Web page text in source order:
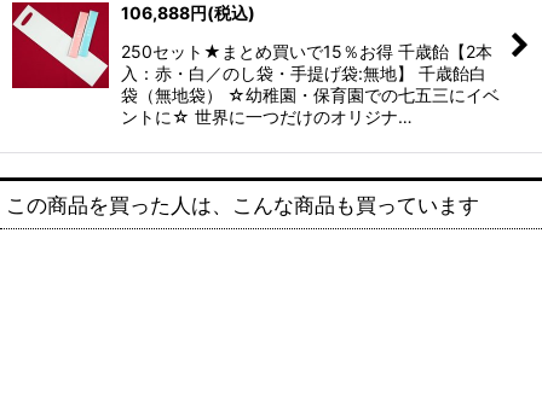
106,888円(税込)
250セット★まとめ買いで15％お得 千歳飴【2本
入：赤・白／のし袋・手提げ袋:無地】 千歳飴白
袋（無地袋） ☆幼稚園・保育園での七五三にイベ
ントに☆ 世界に一つだけのオリジナ…
この商品を買った人は、こんな商品も買っています